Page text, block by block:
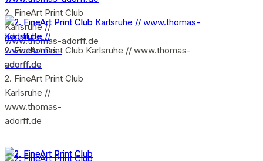
2. FineArt Print Club
Karlsruhe //
www.thomas-adorff.de
2. FineArt Print Club
Karlsruhe //
www.thomas-
adorff.de
2. FineArt Print Club Karlsruhe // www.thomas-
adorff.de